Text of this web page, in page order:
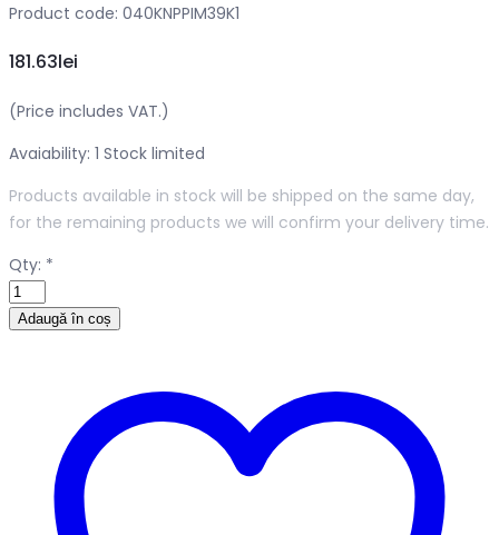
Product code: 040KNPPIM39K1
181.63lei
(Price includes VAT.)
Avaiability: 1 Stock limited
Products available in stock will be shipped on the same day,
for the remaining products we will confirm your delivery time.
Qty: *
Adaugă în coș